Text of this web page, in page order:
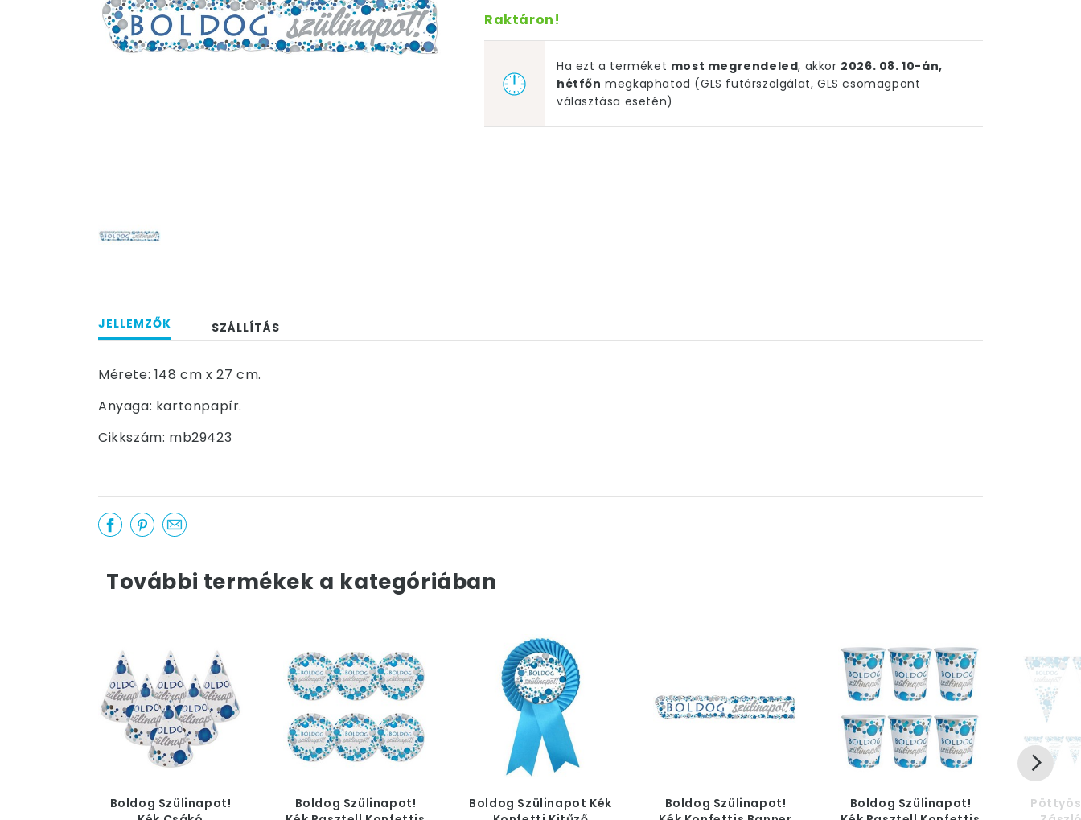
Raktáron!
Ha ezt a terméket most megrendeled, akkor 2026. 08. 10-án,
hétfőn megkaphatod (GLS futárszolgálat, GLS csomagpont
választása esetén)
JELLEMZŐK SZÁLLÍTÁS
Mérete: 148 cm x 27 cm.
Anyaga: kartonpapír.
Cikkszám: mb29423
További termékek a kategóriában
Boldog Szülinapot!
Boldog Szülinapot!
Boldog Szülinapot Kék
Boldog Szülinapot!
Boldog Szülinapot!